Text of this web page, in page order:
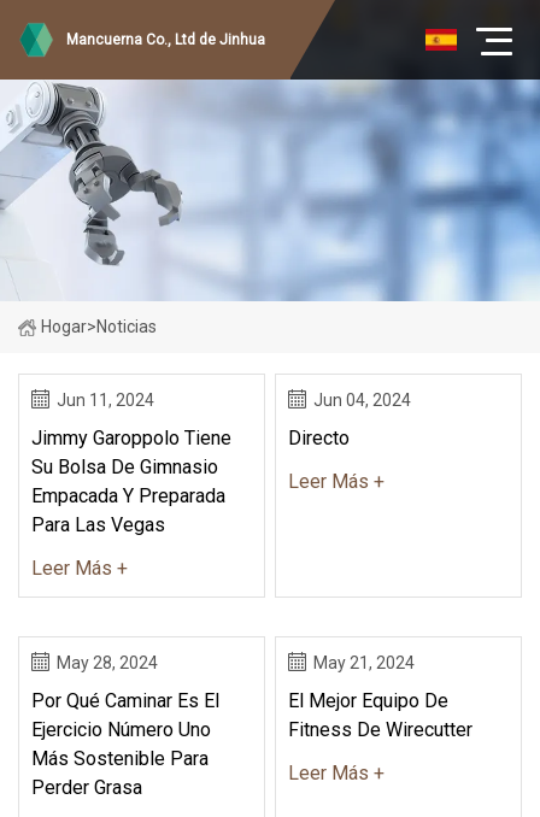
Mancuerna Co., Ltd de Jinhua
Hogar>Noticias
Jun 11, 2024
Jimmy Garoppolo Tiene
Su Bolsa De Gimnasio
Empacada Y Preparada
Para Las Vegas
Leer Más +
Jun 04, 2024
Directo
Leer Más +
May 28, 2024
Por Qué Caminar Es El
Ejercicio Número Uno
Más Sostenible Para
Perder Grasa
May 21, 2024
El Mejor Equipo De
Fitness De Wirecutter
Leer Más +